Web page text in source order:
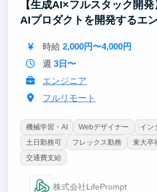
ムなし、出社義務なし。地方在
参加可能。
・「量」が質に転化する環境設計
【生成AI×フルスタック開
AIプロダクトを開発するエ
時給 2,000円〜4,000円
週 3日〜
エンジニア
フルリモート
機械学習・AI Webデザイナー
イン
土日勤務可
フレックス勤務 東大卒
交通費支給
株式会社LifePrompt